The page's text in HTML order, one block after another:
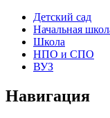
Детский сад
Начальная
Школа
НПО и СПО
ВУЗ
Навигация